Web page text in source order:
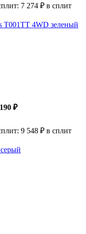
7 274 ₽ в сплит
T001TT 4WD зеленый
₽
9 548 ₽ в сплит